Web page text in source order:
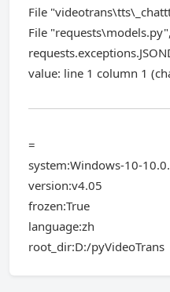
File
File
value: line 1 column 1
=
system:Windows-10-
version:v4.05
frozen:True
language:zh
root_dir:D:/pyVideoTrans